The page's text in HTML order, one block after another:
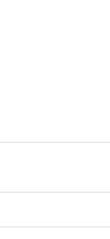
le scelte sulla